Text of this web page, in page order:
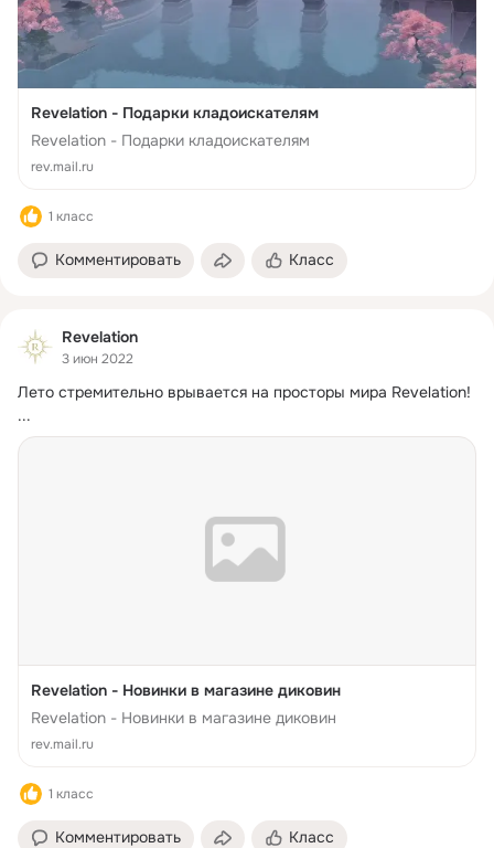
Revelation - Подарки кладоискателям
Revelation - Подарки кладоискателям
rev.mail.ru
1 класс
Комментировать Класс
Revelation
3 июн 2022
Лето стремительно врывается на просторы мира Revelation!
...
Revelation - Новинки в магазине диковин
Revelation - Новинки в магазине диковин
rev.mail.ru
1 класс
Комментировать Класс